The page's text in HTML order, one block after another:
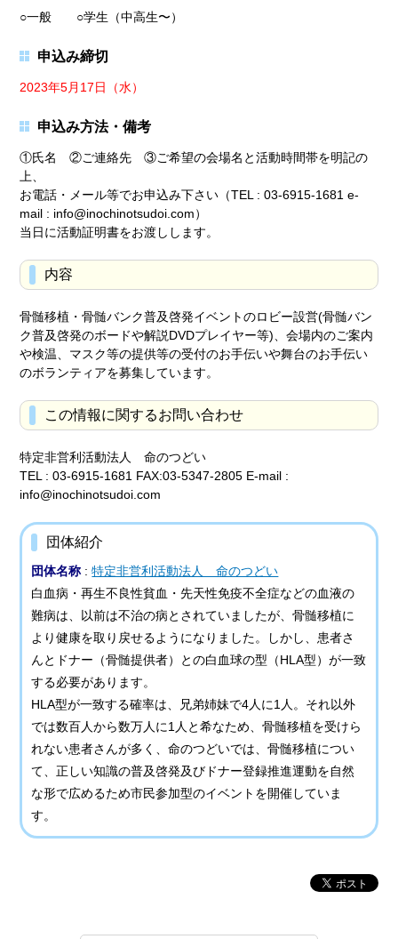
○一般 ○学生（中高生〜）
申込み締切
2023年5月17日（水）
申込み方法・備考
①氏名 ②ご連絡先 ③ご希望の会場名と活動時間帯を明記の
上、
お電話・メール等でお申込み下さい（TEL : 03-6915-1681 e-
mail : info@inochinotsudoi.com）
当日に活動証明書をお渡しします。
内容
骨髄移植・骨髄バンク普及啓発イベントのロビー設営(骨髄バン
ク普及啓発のボードや解説DVDプレイヤー等)、会場内のご案内
や検温、マスク等の提供等の受付のお手伝いや舞台のお手伝い
のボランティアを募集しています。
この情報に関するお問い合わせ
特定非営利活動法人 命のつどい
TEL : 03-6915-1681 FAX:03-5347-2805 E-mail :
info@inochinotsudoi.com
団体紹介
団体名称 :特定非営利活動法人 命のつどい
白血病・再生不良性貧血・先天性免疫不全症などの血液の
難病は、以前は不治の病とされていましたが、骨髄移植に
より健康を取り戻せるようになりました。しかし、患者さ
んとドナー（骨髄提供者）との白血球の型（HLA型）が一致
する必要があります。
HLA型が一致する確率は、兄弟姉妹で4人に1人。それ以外
では数百人から数万人に1人と希なため、骨髄移植を受けら
れない患者さんが多く、命のつどいでは、骨髄移植につい
て、正しい知識の普及啓発及びドナー登録推進運動を自然
な形で広めるため市民参加型のイベントを開催していま
す。